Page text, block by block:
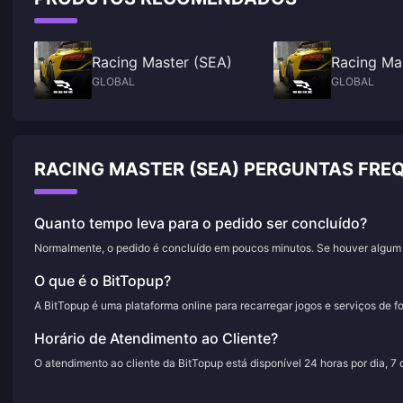
jogadores F2P podem realisticamente obter o carro apenas através da
progressão do evento, embora as variantes de nível máximo exijam gastos.
Racing Master (SEA)
GLOBAL
Racing
GLOBAL
RACING MASTER (SEA) PERGUNTAS
Quanto tempo leva para o pedido ser concluído?
Normalmente, o pedido é concluído em poucos minutos. Se houver
O que é o BitTopup?
A BitTopup é uma plataforma online para recarregar jogos e serviços de
Horário de Atendimento ao Cliente?
O atendimento ao cliente da BitTopup está disponível 24 horas por dia, 7